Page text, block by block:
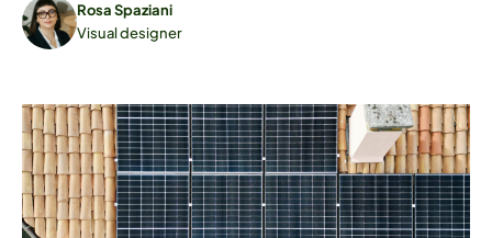
Rosa Spaziani
Visual designer